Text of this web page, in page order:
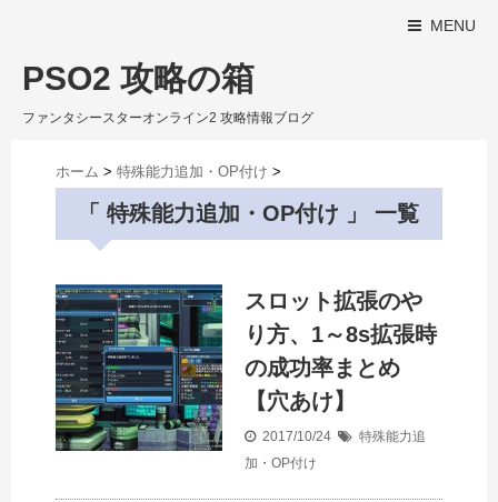
MENU
PSO2 攻略の箱
ファンタシースターオンライン2 攻略情報ブログ
ホーム > 特殊能力追加・OP付け >
「 特殊能力追加・OP付け 」 一覧
スロット拡張のや
り方、1～8s拡張時
の成功率まとめ
【穴あけ】
2017/10/24
特殊能力追
加・OP付け